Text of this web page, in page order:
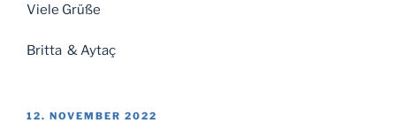
Viele Grüße
Britta & Aytaç
VERÖFFENTLICHT
12. NOVEMBER 2022